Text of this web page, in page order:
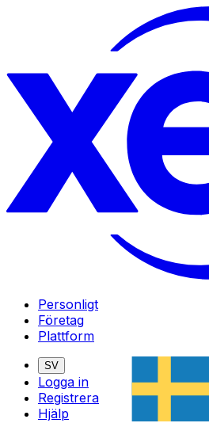
Personligt
Företag
Plattform
SV
Logga in
Registrera
Hjälp